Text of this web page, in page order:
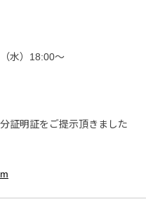
水）18:00〜
証明証をご提示頂きました